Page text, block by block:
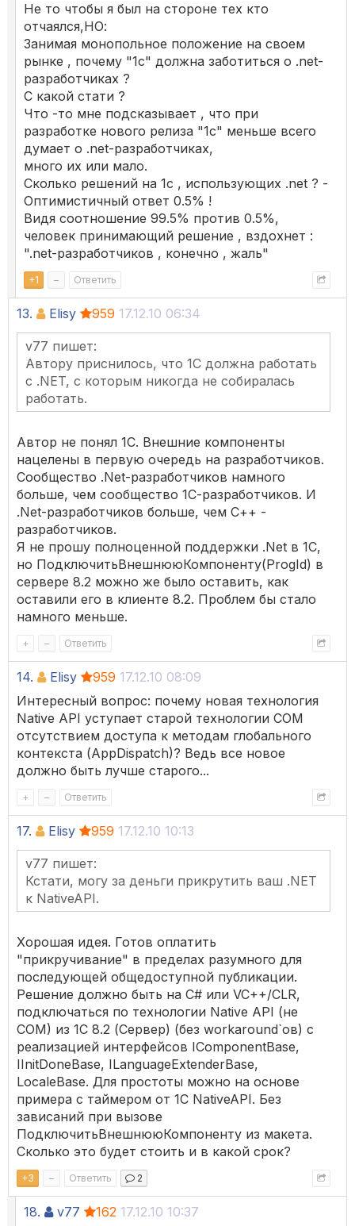
Не то чтобы я был на стороне тех кто
отчаялся,НО:
Занимая монопольное положение на своем
рынке , почему "1с" должна заботиться о .net-
разработчиках ?
С какой стати ?
Что -то мне подсказывает , что при
разработке нового релиза "1с" меньше всего
думает о .net-разработчиках,
много их или мало.
Сколько решений на 1с , использующих .net ? -
Оптимистичный ответ 0.5% !
Видя соотношение 99.5% против 0.5%,
человек принимающий решение , вздохнет :
".net-разработчиков , конечно , жаль"
+1 – Ответить
13. Elisy 959 17.12.10 06:34
v77 пишет:
Автору приснилось, что 1С должна работать
с .NET, с которым никогда не собиралась
работать.
Автор не понял 1С. Внешние компоненты
нацелены в первую очередь на разработчиков.
Сообщество .Net-разработчиков намного
больше, чем сообщество 1С-разработчиков. И
.Net-разработчиков больше, чем С++ -
разработчиков.
Я не прошу полноценной поддержки .Net в 1С,
но ПодключитьВнешнююКомпоненту(ProgId) в
сервере 8.2 можно же было оставить, как
оставили его в клиенте 8.2. Проблем бы стало
намного меньше.
+ – Ответить
14. Elisy 959 17.12.10 08:09
Интересный вопрос: почему новая технология
Native API уступает старой технологии COM
отсутствием доступа к методам глобального
контекста (AppDispatch)? Ведь все новое
должно быть лучше старого...
+ – Ответить
17. Elisy 959 17.12.10 10:13
v77 пишет:
Кстати, могу за деньги прикрутить ваш .NET
к NativeAPI.
Хорошая идея. Готов оплатить
"прикручивание" в пределах разумного для
последующей общедоступной публикации.
Решение должно быть на C# или VC++/CLR,
подключаться по технологии Native API (не
COM) из 1С 8.2 (Сервер) (без workaround`ов) с
реализацией интерфейсов IComponentBase,
IInitDoneBase, ILanguageExtenderBase,
LocaleBase. Для простоты можно на основе
примера с таймером от 1С NativeAPI. Без
зависаний при вызове
ПодключитьВнешнююКомпоненту из макета.
Сколько это будет стоить и в какой срок?
+3 – Ответить 2
18. v77 162 17.12.10 10:37